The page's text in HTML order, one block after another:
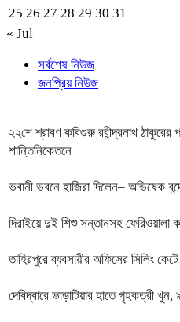
25 26 27 28 29 30 31
« Jul
সর্বশেষ নিউজ
জনপ্রিয় নিউজ
২২শে শ্রাবণ কবিগুরু রবীন্দ্রনাথ
শান্তিনিকেতনে
ভবানী ভবনে হাজিরা দিলেন– অভিষেক
দিরাইয়ে দুই শিশু সন্তানসহ ফেরিওয়ালা
তাহিরপুরে ব্যবসায়ীর অফিসের সিলিং
দেবিদ্বারে ভাড়াটিয়ার হাতে গৃহকত্রী